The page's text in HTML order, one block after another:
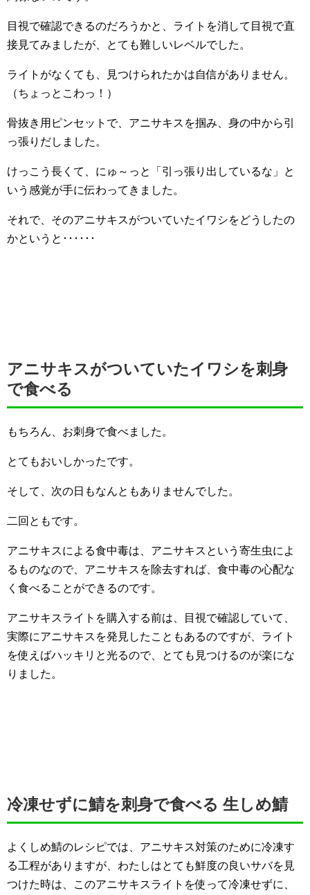
目視で確認できるのだろうかと、ライトを消して目視で直
接見てみましたが、とても難しいレベルでした。
ライトがなくても、見つけられたかは自信がありません。
（ちょっとこわっ！）
骨抜き用ピンセットで、アニサキスを掴み、身の中から引
っ張りだしました。
けっこう長くて、にゅ～っと「引っ張り出しているな」と
いう感覚が手に伝わってきました。
それで、そのアニサキスがついていたイワシをどうしたの
かというと･･････
アニサキスがついていたイワシを刺身
で食べる
もちろん、お刺身で食べました。
とてもおいしかったです。
そして、次の日もなんともありませんでした。
二回ともです。
アニサキスによる食中毒は、アニサキスという寄生虫によ
るものなので、アニサキスを除去すれば、食中毒の心配な
く食べることができるのです。
アニサキスライトを購入する前は、目視で確認していて、
実際にアニサキスを発見したこともあるのですが、ライト
を使えばハッキリと光るので、とても見つけるのが楽にな
りました。
冷凍せずに鯖を刺身で食べる 生しめ鯖
よくしめ鯖のレシピでは、アニサキス対策のために冷凍す
る工程がありますが、わたしはとても鮮度の良いサバを見
つけた時は、このアニサキスライトを使って冷凍せずに、